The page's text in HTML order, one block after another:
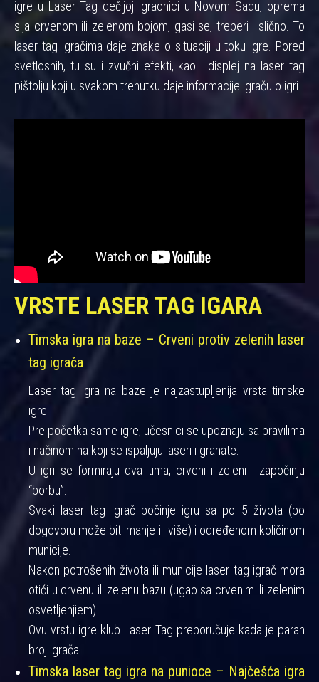
igre u Laser Tag dečijoj igraonici u Novom Sadu, oprema
sija crvenom ili zelenom bojom, gasi se, treperi i slično. To
laser tag igračima daje znake o situaciji u toku igre. Pored
svetlosnih, tu su i zvučni efekti, kao i displej na laser tag
pištolju koji u svakom trenutku daje informacije igraču o igri.
VRSTE LASER TAG IGARA
Timska igra na baze – Crveni protiv zelenih laser
tag igrača
Laser tag igra na baze je najzastupljenija vrsta timske
igre.
Pre početka same igre, učesnici se upoznaju sa pravilima
i načinom na koji se ispaljuju laseri i granate.
U igri se formiraju dva tima, crveni i zeleni i započinju
“borbu”.
Svaki laser tag igrač počinje igru sa po 5 života (po
dogovoru može biti manje ili više) i određenom količinom
municije.
Nakon potrošenih života ili municije laser tag igrač mora
otići u crvenu ili zelenu bazu (ugao sa crvenim ili zelenim
osvetljenjiem).
Ovu vrstu igre klub Laser Tag preporučuje kada je paran
broj igrača.
Timska laser tag igra na punioce – Najčešća igra